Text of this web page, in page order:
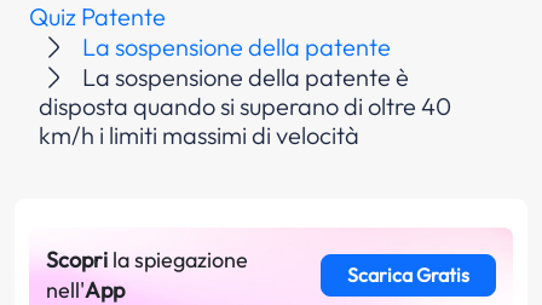
Quiz Patente
La sospensione della patente
La sospensione della patente è
disposta quando si superano di oltre 40
km/h i limiti massimi di velocità
Scopri la spiegazione
nell'App
Scarica Gratis